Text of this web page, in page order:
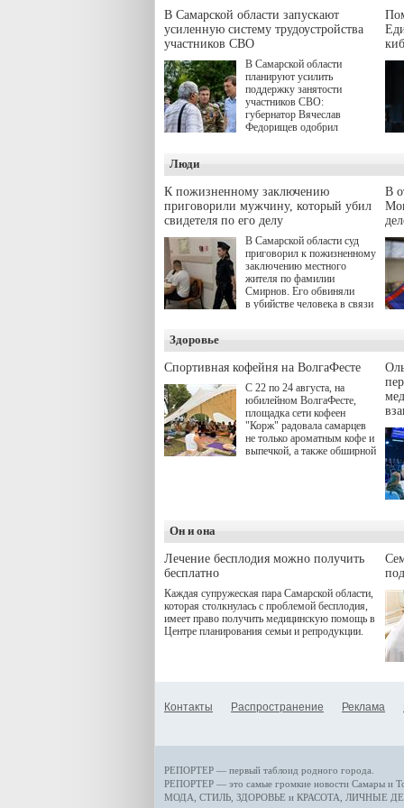
В Самарской области запускают
усиленную систему трудоустройства
участников СВО
В Самарской области
планируют усилить
поддержку занятости
участников СВО:
губернатор Вячеслав
Федорищев одобрил
Живайкина, направленные
на трудоустройство и более
спокойную адаптацию к
мирной жизни.
Люди
К пожизненному заключению
приговорили мужчину, который убил
свидетеля по его делу
В Самарской области суд
приговорил к пожизненному
заключению местного
жителя по фамилии
Смирнов. Его обвиняли
в убийстве человека в связи
В
Здоровье
Спортивная кофейня на ВолгаФесте
С 22 по 24 августа, на
юбилейном ВолгаФесте,
площадка сети кофеен
"Корж" радовала самарцев
не только ароматным кофе и
выпечкой, а также обширной
Он и она
Лечение бесплодия можно получить
бесплатно
Каждая супружеская пара Самарской области,
которая столкнулась с проблемой бесплодия,
имеет право получить медицинскую помощь в
Центре планирования семьи и репродукции.
Контакты Распространение Реклама
РЕПОРТЕР — первый таблоид родного города.
РЕПОРТЕР — это самые громкие новости Самары и
МОДА, СТИЛЬ ЗДОРОВЬЕ и КРАСОТА ЛИЧНЫЕ